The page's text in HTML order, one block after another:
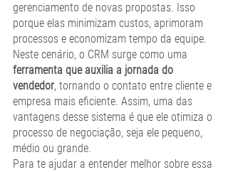
gerenciamento de novas propostas. Isso
porque elas minimizam custos, aprimoram
processos e economizam tempo da equipe.
Neste cenário, o CRM surge como uma
ferramenta que auxilia a jornada do
vendedor, tornando o contato entre cliente e
empresa mais eficiente. Assim, uma das
vantagens desse sistema é que ele otimiza o
processo de negociação, seja ele pequeno,
médio ou grande.
Para te ajudar a entender melhor sobre essa